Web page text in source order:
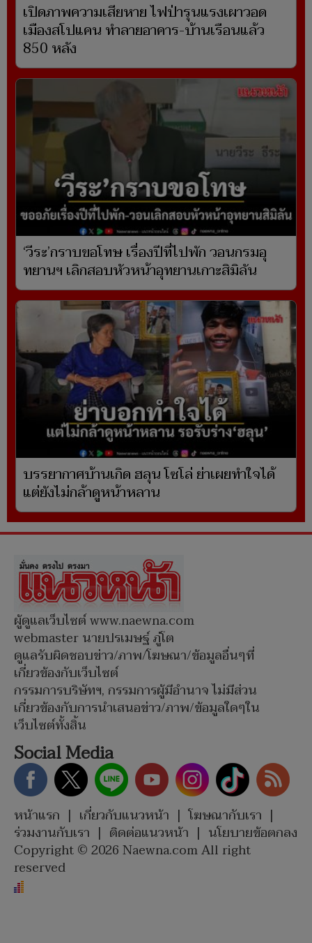
เปิดภาพความเสียหาย ไฟป่ารุนแรงเผาวอด
เมืองสโปแคน ทำลายอาคาร-บ้านเรือนแล้ว
850 หลัง
‘วีระ’กราบขอโทษ เรื่องปีที่ไปพัก วอนกรมอุ
ทยานฯ เลิกสอบหัวหน้าอุทยานเกาะสิมิลัน
บรรยากาศบ้านเกิด ฮลุน โซโล่ ย่าเผยทำใจได้
แต่ยังไม่กล้าดูหน้าหลาน
ผู้ดูแลเว็บไซต์ www.naewna.com
webmaster นายปรเมษฐ์ ภู่โต
ดูแลรับผิดชอบข่าว/ภาพ/โฆษณา/ข้อมูลอื่นๆที่
เกี่ยวข้องกับเว็บไซต์
กรรมการบริษัทฯ, กรรมการผู้มีอำนาจ ไม่มีส่วน
เกี่ยวข้องกับการนำเสนอข่าว/ภาพ/ข้อมูลใดๆใน
เว็บไซต์ทั้งสิ้น
Social Media
หน้าแรก | เกี่ยวกับแนวหน้า | โฆษณากับเรา |
ร่วมงานกับเรา | ติดต่อแนวหน้า | นโยบายข้อตกลง
Copyright © 2026 Naewna.com All right
reserved